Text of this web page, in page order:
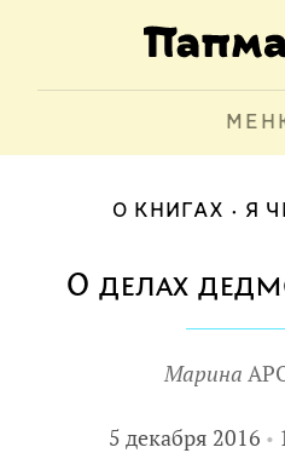
О КНИГАХ Я
О делах
Марина
5 декабря 2016